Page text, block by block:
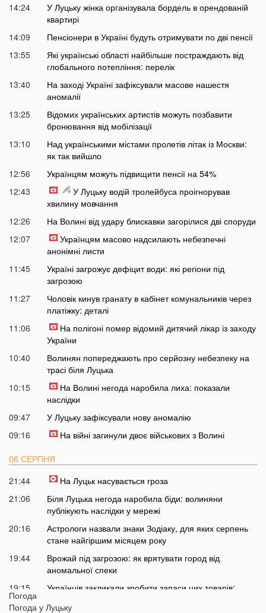
14:24
У Луцьку жінка організувала бордель в орендованій
квартирі
14:09
Пенсіонери в Україні будуть отримувати по дві пенсії
13:55
Які українські області найбільше постраждають від
глобального потепління: перелік
13:40
На заході Україні зафіксували масове нашестя
аномалії
13:25
Відомих українських артистів можуть позбавити
бронювання від мобілізації
13:10
Над українськими містами пролетів літак із Москви:
як так вийшло
12:56
Українцям можуть підвищити пенсії на 54%
12:43
У Луцьку водій тролейбуса проігнорував
хвилину мовчання
12:26
На Волині від удару блискавки загорілися дві споруди
12:07
Українцям масово надсилають небезпечні
анонімні листи
11:45
Україні загрожує дефіцит води: які регіони під
загрозою
11:27
Чоловік кинув гранату в кабінет комунальників через
платіжку: деталі
11:06
На полігоні помер відомий дитячий лікар із заходу
України
10:40
Волинян попереджають про серйозну небезпеку на
трасі біля Луцька
10:15
На Волині негода наробила лиха: показали
наслідки
09:47
У Луцьку зафіксували нову аномалію
09:16
На війні загинули двоє військових з Волині
06 СЕРПНЯ
21:44
На Луцьк насувається гроза
21:06
Біля Луцька негода наробила біди: волиняни
публікують наслідки у мережі
20:16
Астрологи назвали знаки Зодіаку, для яких серпень
стане найгіршим місяцем року
19:44
Врожай під загрозою: як врятувати город від
аномальної спеки
19:15
Українців закликали зробити запаси цих товарів:
Погода
Погода у Луцьку